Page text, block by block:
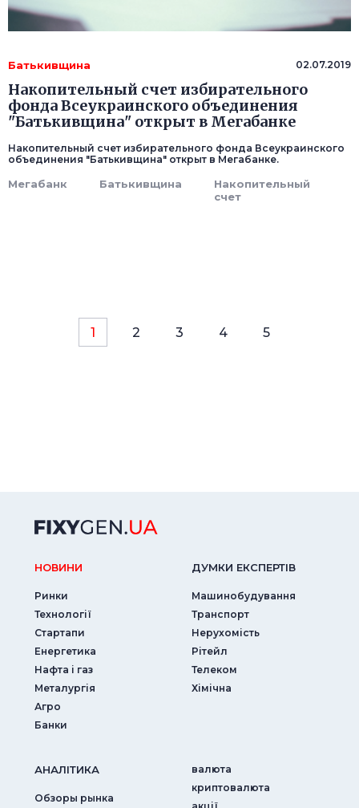
Батькивщина 02.07.2019
Накопительный счет избирательного
фонда Всеукраинского объединения
"Батькивщина" открыт в Мегабанке
Накопительный счет избирательного фонда Всеукраинского
объединения "Батькивщина" открыт в Мегабанке.
Мегабанк Батькивщина
Накопительный
счет
1 2 3 4 5
НОВИНИ
Ринки
Технології
Стартапи
Енергетика
Нафта і газ
Металургія
Агро
Банки
ДУМКИ ЕКСПЕРТIВ
Машинобудування
Транспорт
Нерухомість
Рітейл
Телеком
Хімічна
АНАЛIТИКА
Обзоры рынка
валюта
криптовалюта